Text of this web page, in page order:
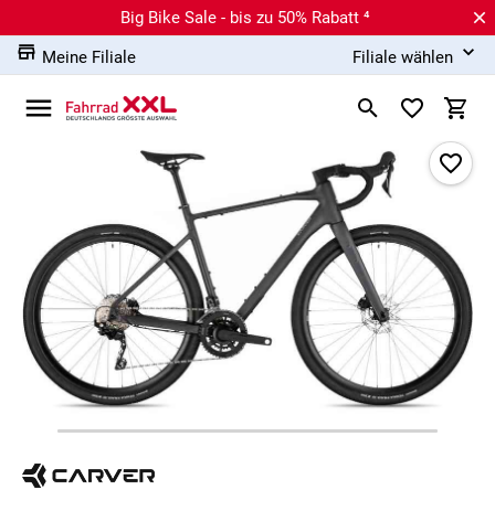
Big Bike Sale - bis zu 50% Rabatt ⁴
Meine Filiale
Filiale wählen